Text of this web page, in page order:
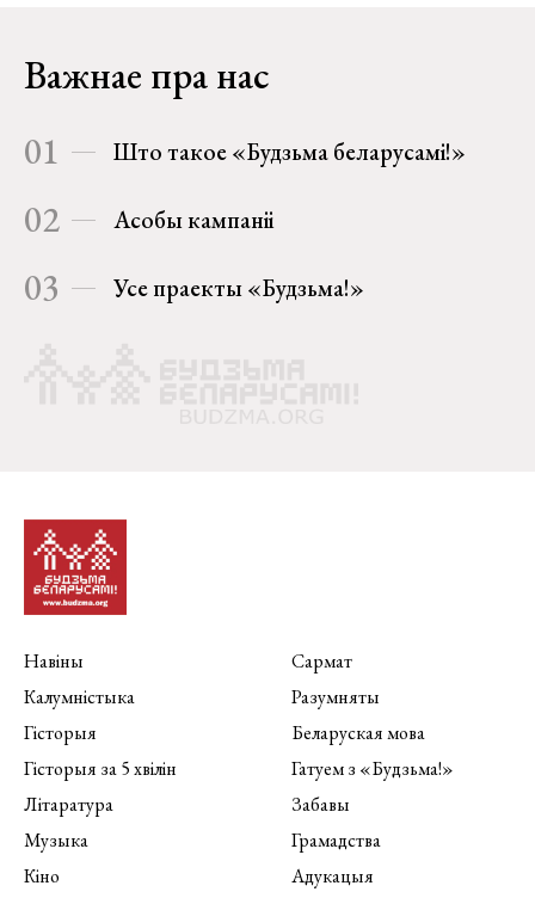
Важнае пра нас
01 Што такое «Будзьма беларусамі!»
02 Асобы кампаніі
03 Усе праекты «Будзьма!»
Навіны
Калумністыка
Гісторыя
Гісторыя за 5 хвілін
Літаратура
Музыка
Кіно
Сармат
Разумняты
Беларуская мова
Гатуем з «Будзьма!»
Забавы
Грамадства
Адукацыя